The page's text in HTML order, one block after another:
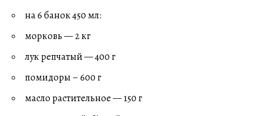
на 6 банок 450 мл:
морковь — 2 кг
лук репчатый — 400 г
помидоры – 600 г
масло растительное — 150 г